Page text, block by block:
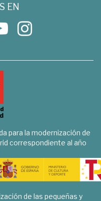
EN
para la modernización de
correspondiente al año
de las pequeñas y